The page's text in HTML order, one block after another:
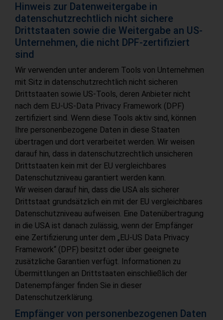
Hinweis zur Datenweitergabe in
datenschutzrechtlich nicht sichere
Drittstaaten sowie die Weitergabe an US-
Unternehmen, die nicht DPF-zertifiziert
sind
Wir verwenden unter anderem Tools von Unternehmen
mit Sitz in datenschutzrechtlich nicht sicheren
Drittstaaten sowie US-Tools, deren Anbieter nicht
nach dem EU-US-Data Privacy Framework (DPF)
zertifiziert sind. Wenn diese Tools aktiv sind, können
Ihre personenbezogene Daten in diese Staaten
übertragen und dort verarbeitet werden. Wir weisen
darauf hin, dass in datenschutzrechtlich unsicheren
Drittstaaten kein mit der EU vergleichbares
Datenschutzniveau garantiert werden kann.
Wir weisen darauf hin, dass die USA als sicherer
Drittstaat grundsätzlich ein mit der EU vergleichbares
Datenschutzniveau aufweisen. Eine Datenübertragung
in die USA ist danach zulässig, wenn der Empfänger
eine Zertifizierung unter dem „EU-US Data Privacy
Framework“ (DPF) besitzt oder über geeignete
zusätzliche Garantien verfügt. Informationen zu
Übermittlungen an Drittstaaten einschließlich der
Datenempfänger finden Sie in dieser
Datenschutzerklärung.
Empfänger von personenbezogenen Daten